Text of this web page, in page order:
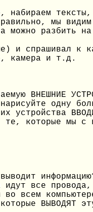
набираем
мы
можно разбить
и спрашивал к
камера и т.д.
ВНЕШНИЕ
одну
устройства
те, которые мы
идут все
всем
ВЫВОДЯТ